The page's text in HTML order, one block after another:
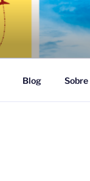
Blog Sobre